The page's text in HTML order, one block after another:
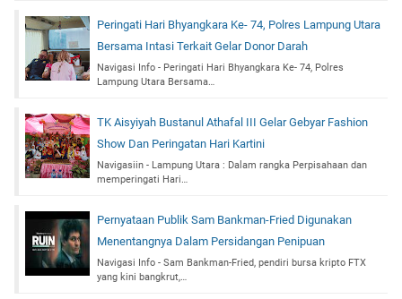
Peringati Hari Bhyangkara Ke- 74, Polres Lampung Utara
Bersama Intasi Terkait Gelar Donor Darah
Navigasi Info - Peringati Hari Bhyangkara Ke- 74, Polres
Lampung Utara Bersama…
TK Aisyiyah Bustanul Athafal III Gelar Gebyar Fashion
Show Dan Peringatan Hari Kartini
Navigasiin - Lampung Utara : Dalam rangka Perpisahaan dan
memperingati Hari…
Pernyataan Publik Sam Bankman-Fried Digunakan
Menentangnya Dalam Persidangan Penipuan
Navigasi Info - Sam Bankman-Fried, pendiri bursa kripto FTX
yang kini bangkrut,…